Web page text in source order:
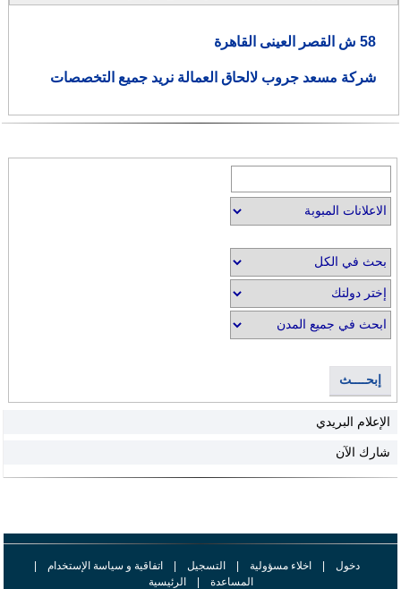
58 ش القصر العينى القاهرة
شركة مسعد جروب لالحاق العمالة نريد جميع التخصصات
إبحــــث
الإعلام البريدي
شارك الآن
دخول | اخلاء مسؤولية | التسجيل | اتفاقية و سياسة الإستخدام
|
المساعدة
| الرئيسية